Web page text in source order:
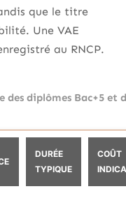
que le titre
Une VAE
au RNCP.
diplômes Bac+5 et
DURÉE
TYPIQUE
COÛT